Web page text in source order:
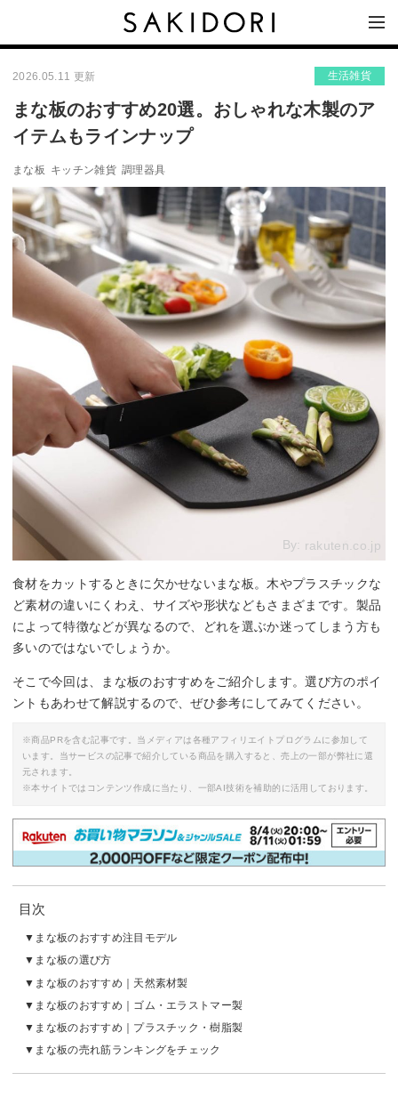
2026.05.11 更新 生活雑貨
まな板のおすすめ20選。おしゃれな木製のア
イテムもラインナップ
まな板 キッチン雑貨 調理器具
By: rakuten.co.jp
食材をカットするときに欠かせないまな板。木やプラスチックな
ど素材の違いにくわえ、サイズや形状などもさまざまです。製品
によって特徴などが異なるので、どれを選ぶか迷ってしまう方も
多いのではないでしょうか。
そこで今回は、まな板のおすすめをご紹介します。選び方のポイ
ントもあわせて解説するので、ぜひ参考にしてみてください。
※商品PRを含む記事です。当メディアは各種アフィリエイトプログラムに参加して
います。当サービスの記事で紹介している商品を購入すると、売上の一部が弊社に還
元されます。
※本サイトではコンテンツ作成に当たり、一部AI技術を補助的に活用しております。
目次
まな板のおすすめ注目モデル
まな板の選び方
まな板のおすすめ｜天然素材製
まな板のおすすめ｜ゴム・エラストマー製
まな板のおすすめ｜プラスチック・樹脂製
まな板の売れ筋ランキングをチェック